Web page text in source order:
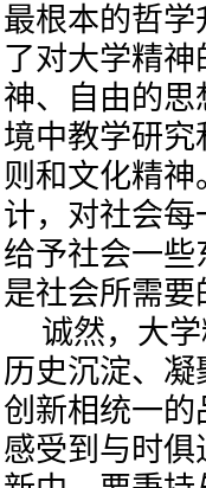
最根本的哲
了对大学精
神、自由的
境中教学研
则和文化精
计，对社会
给予社会一
是社会所需要
诚然，大
历史沉淀、
创新相统一
感受到与时